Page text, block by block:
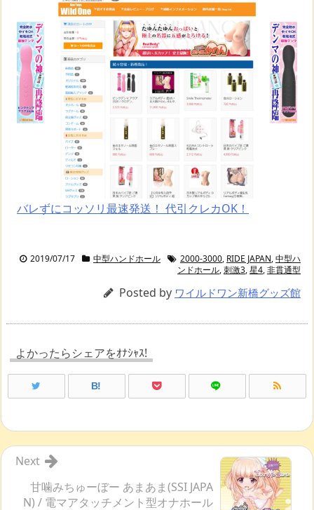
バレずにコッソリ最速発送！ 代引クレカOK！
2019/07/17 中型ハンドホール 2000-3000, RIDE JAPAN,中型ハ
ンドホール,刺激3,星4,非貫通型
Posted by ワイルドワン新橋グッズ館
よかったらシェアをｵﾅｼｬｽ!
B!
甘噛みちゅーぼー あまあま(SSI JAPA
N) / 電マアタッチメント型オナホール
Next